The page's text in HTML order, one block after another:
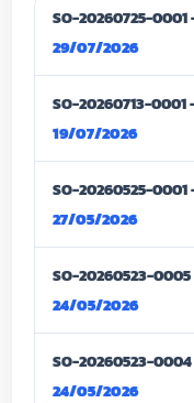
SO-20260725-
29/07/2026
SO-20260713-
19/07/2026
SO-20260525-
27/05/2026
SO-20260523-
24/05/2026
SO-20260523-
24/05/2026